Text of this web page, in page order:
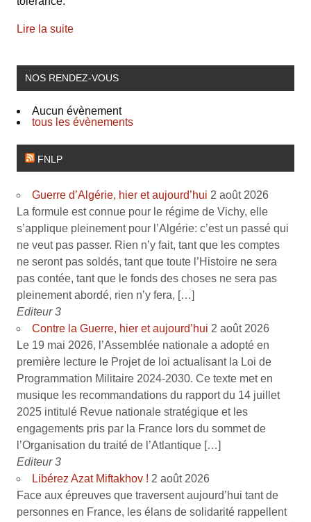
Lire la suite
NOS RENDEZ-VOUS
Aucun évènement
tous les évènements
FNLP
Guerre d’Algérie, hier et aujourd’hui 2 août 2026
La formule est connue pour le régime de Vichy, elle
s’applique pleinement pour l’Algérie: c’est un passé qui
ne veut pas passer. Rien n’y fait, tant que les comptes
ne seront pas soldés, tant que toute l’Histoire ne sera
pas contée, tant que le fonds des choses ne sera pas
pleinement abordé, rien n’y fera, […]
Editeur 3
Contre la Guerre, hier et aujourd’hui 2 août 2026
Le 19 mai 2026, l’Assemblée nationale a adopté en
première lecture le Projet de loi actualisant la Loi de
Programmation Militaire 2024-2030. Ce texte met en
musique les recommandations du rapport du 14 juillet
2025 intitulé Revue nationale stratégique et les
engagements pris par la France lors du sommet de
l’Organisation du traité de l’Atlantique […]
Editeur 3
Libérez Azat Miftakhov ! 2 août 2026
Face aux épreuves que traversent aujourd’hui tant de
personnes en France, les élans de solidarité rappellent